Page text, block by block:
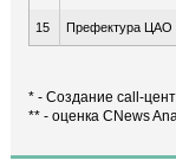
15 Префектура ЦАО
* - Создание сall-
** - оценка CNews